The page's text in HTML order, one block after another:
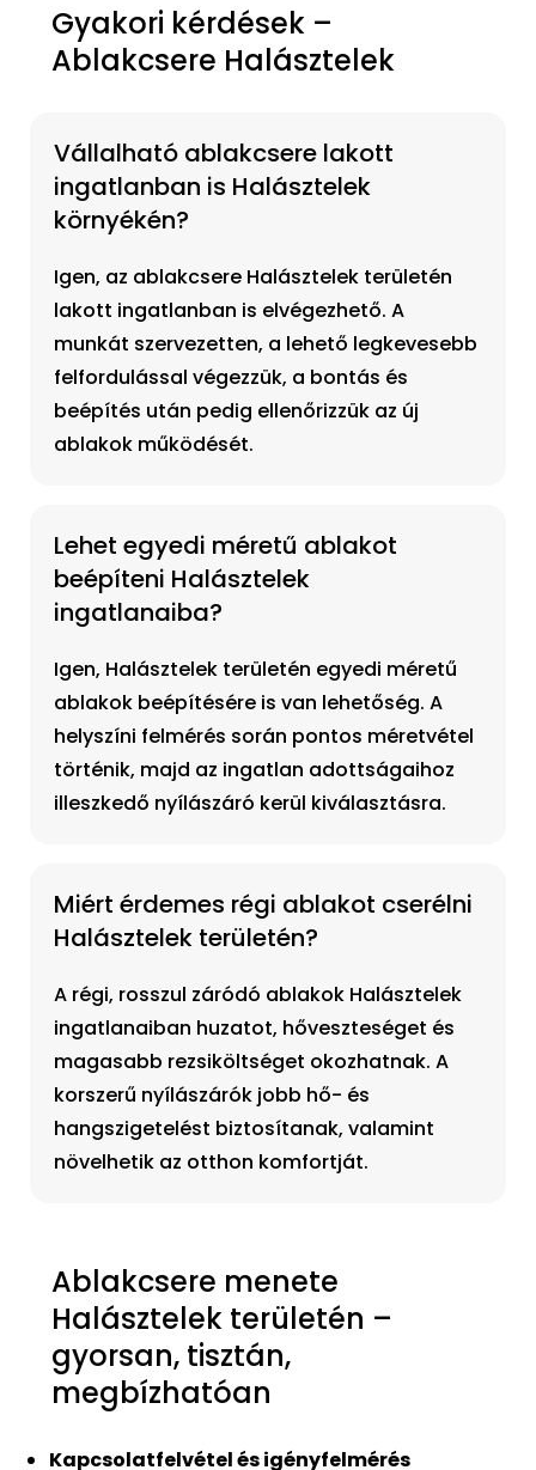
Gyakori kérdések –
Ablakcsere Halásztelek
Vállalható ablakcsere lakott
ingatlanban is Halásztelek
környékén?
Igen, az ablakcsere Halásztelek területén
lakott ingatlanban is elvégezhető. A
munkát szervezetten, a lehető legkevesebb
felfordulással végezzük, a bontás és
beépítés után pedig ellenőrizzük az új
ablakok működését.
Lehet egyedi méretű ablakot
beépíteni Halásztelek
ingatlanaiba?
Igen, Halásztelek területén egyedi méretű
ablakok beépítésére is van lehetőség. A
helyszíni felmérés során pontos méretvétel
történik, majd az ingatlan adottságaihoz
illeszkedő nyílászáró kerül kiválasztásra.
Miért érdemes régi ablakot cserélni
Halásztelek területén?
A régi, rosszul záródó ablakok Halásztelek
ingatlanaiban huzatot, hőveszteséget és
magasabb rezsiköltséget okozhatnak. A
korszerű nyílászárók jobb hő- és
hangszigetelést biztosítanak, valamint
növelhetik az otthon komfortját.
Ablakcsere menete
Halásztelek területén –
gyorsan, tisztán,
megbízhatóan
Kapcsolatfelvétel és igényfelmérés